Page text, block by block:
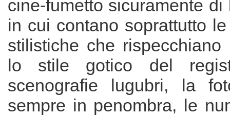
cine-fumetto sicuramente di
in cui contano soprattutto
stilistiche che rispecchiano
lo stile gotico del
scenografie lugubri, la
sempre in penombra, le